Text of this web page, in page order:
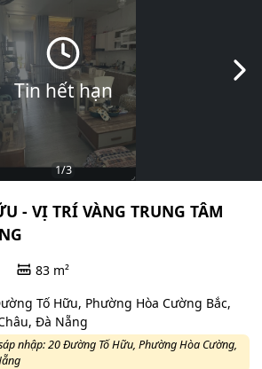
Tin hết hạn
1/3
- VỊ TRÍ VÀNG TRUNG TÂM
83 m²
Tố Hữu, Phường Hòa Cường Bắc,
Đà Nẵng
nhập: 20 Đường Tố Hữu, Phường Hòa Cường,